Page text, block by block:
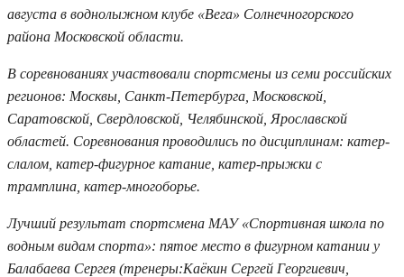
августа в воднолыжном клубе «Вега» Солнечногорского
района Московской области.
В соревнованиях участвовали спортсмены из семи российских
регионов: Москвы, Санкт-Петербурга, Московской,
Саратовской, Свердловской, Челябинской, Ярославской
областей. Соревнования проводились по дисциплинам: катер-
слалом, катер-фигурное катание, катер-прыжки с
трамплина, катер-многоборье.
Лучший результат спортсмена МАУ «Спортивная школа по
водным видам спорта»: пятое место в фигурном катании у
Балабаева Сергея (тренеры:Каёкин Сергей Георгиевич,